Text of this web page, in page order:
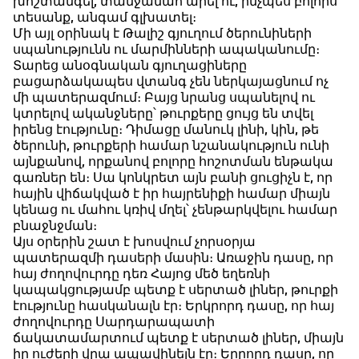
տեսանք, անգամ գլխատել։
Մի այլ օրինակ է Թալիշ գյուղում ծերունիների
սպանությունն ու մարմինների ապականումը։
Տարեց անօգնական գյուղացիները
բացարձակապես վտանգ չեն ներկայացնում ոչ
մի պատերազմում։ Բայց նրանց սպանելով ու
կտրելով ականջները՝ թուրքերը ցույց են տվել
իրենց էությունը։ Դիմացը մանուկ լինի, կին, թե
ծերունի, թուրքերի համար նշանակություն ունի
այնքանով, որքանով բոլորը հոշոտման ենթակա
գառներ են։ Սա կոնկրետ այն բանի ցուցիչն է, որ
հային վիճակված է իր հայրենիքի համար միայն
կենաց ու մահու կռիվ մղել՝ չենթարկվելու համար
բնաջնջման։
Այս օրերին շատ է խոսվում չորսօրյա
պատերազմի դասերի մասին։ Առաջին դասը, որ
հայ ժողովուրդը դեռ Հայոց մեծ եղեռնի
կապակցությամբ պետք է սերտած լիներ, թուրքի
էությունը հասկանալն էր։ Երկրորդ դասը, որ հայ
ժողովուրդը Սարդարապատի
ճակատամարտում պետք է սերտած լիներ, միայն
իր ուժերի վրա ապավինելն էր։ Երրորդ դասը, որ